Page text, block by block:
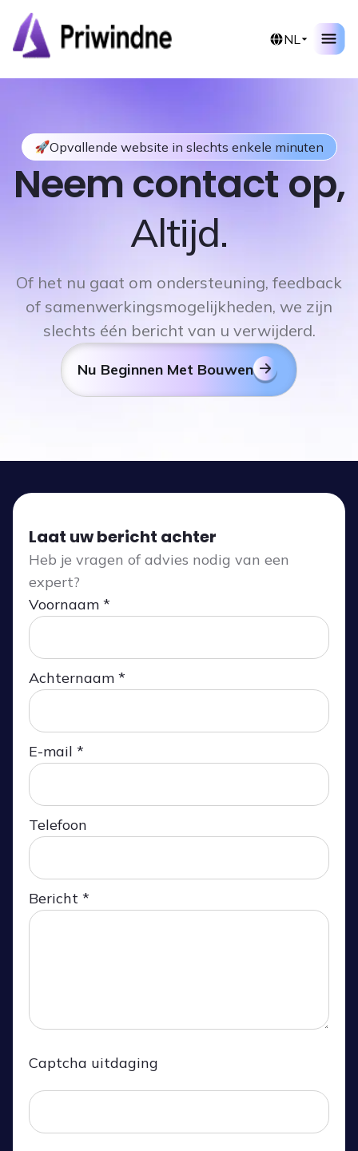
NL
Opvallende website in slechts enkele minuten
Neem contact op,
Altijd.
Of het nu gaat om ondersteuning, feedback
of samenwerkingsmogelijkheden, we zijn
slechts één bericht van u verwijderd.
Nu Beginnen Met Bouwen
Laat uw bericht achter
Heb je vragen of advies nodig van een
expert?
Voornaam *
Achternaam *
E-mail *
Telefoon
Bericht *
Captcha uitdaging